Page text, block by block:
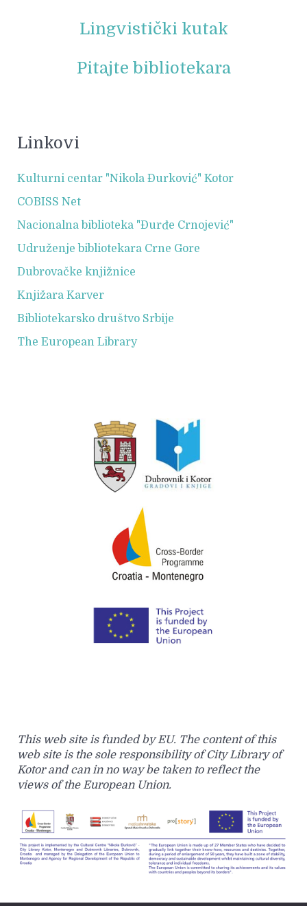
Lingvistički kutak
Pitajte bibliotekara
Linkovi
Kulturni centar "Nikola Đurković" Kotor
COBISS Net
Nacionalna biblioteka "Đurđe Crnojević"
Udruženje bibliotekara Crne Gore
Dubrovačke knjižnice
Knjižara Karver
Bibliotekarsko društvo Srbije
The European Library
This web site is funded by EU. The content of this
web site is the sole responsibility of City Library of
Kotor and can in no way be taken to reflect the
views of the European Union.